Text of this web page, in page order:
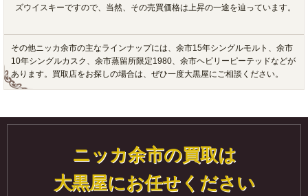
ズウイスキーですので、当然、その売買価格は上昇の一途を辿っています。
その他ニッカ余市の主なラインナップには、余市15年シングルモルト、余市
10年シングルカスク、余市蒸留所限定1980、余市ヘビリーピーテッドなどが
あります。買取店をお探しの場合は、ぜひ一度大黒屋にご相談ください。
ニッカ余市の買取は
大黒屋にお任せください